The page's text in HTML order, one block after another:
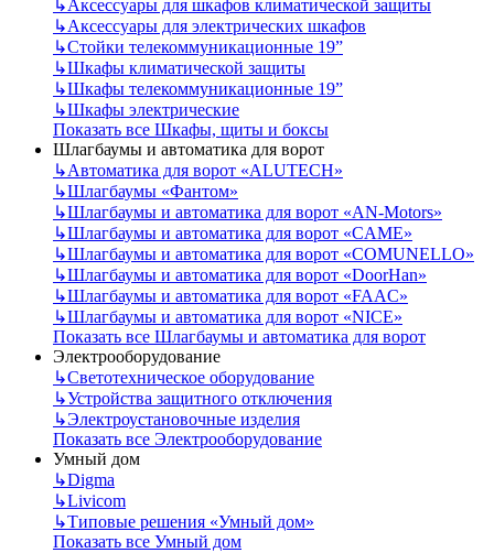
↳Аксессуары для шкафов климатической защиты
↳Аксессуары для электрических шкафов
↳Стойки телекоммуникационные 19”
↳Шкафы климатической защиты
↳Шкафы телекоммуникационные 19”
↳Шкафы электрические
Показать все Шкафы, щиты и боксы
Шлагбаумы и автоматика для ворот
↳Автоматика для ворот «ALUTECH»
↳Шлагбаумы «Фантом»
↳Шлагбаумы и автоматика для ворот «AN-Motors»
↳Шлагбаумы и автоматика для ворот «CAME»
↳Шлагбаумы и автоматика для ворот «COMUNELLO»
↳Шлагбаумы и автоматика для ворот «DoorHan»
↳Шлагбаумы и автоматика для ворот «FAAC»
↳Шлагбаумы и автоматика для ворот «NICE»
Показать все Шлагбаумы и автоматика для ворот
Электрооборудование
↳Светотехническое оборудование
↳Устройства защитного отключения
↳Электроустановочные изделия
Показать все Электрооборудование
Умный дом
↳Digma
↳Livicom
↳Типовые решения «Умный дом»
Показать все Умный дом